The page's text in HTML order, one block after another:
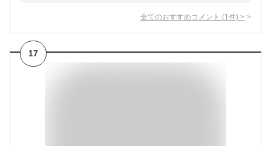
全てのおすすめコメント (1 件) >
17